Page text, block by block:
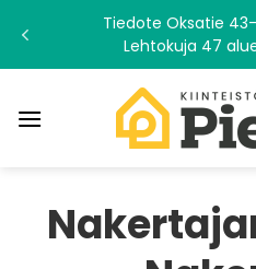
content
Tiedote Oksatie
Lehtokuja 47